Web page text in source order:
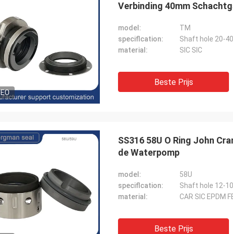
Verbinding 40mm
model:
TM
speciflcation:
Shaft hole 20-
material:
SIC SIC
Beste Prijs
SS316 58U O Ring John
de Waterpomp
model:
58U
speciflcation:
Shaft hole 12-
material:
CAR SIC EPDM
Beste Prijs